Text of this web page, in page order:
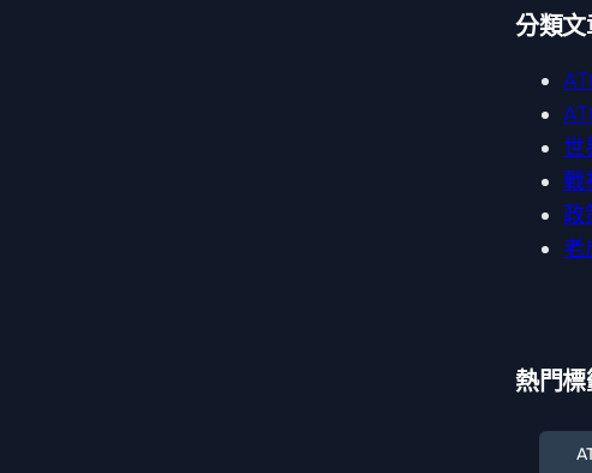
分類文
世
戰
政
老
熱門標